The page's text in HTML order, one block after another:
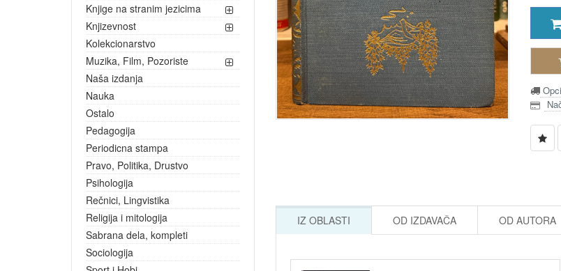
Knjige na stranim jezicima
Knjizevnost
Kolekcionarstvo
Muzika, Film, Pozoriste
Naša izdanja
Nauka
Ostalo
Pedagogija
Periodicna stampa
Pravo, Politika, Drustvo
Psihologija
Rečnici, Lingvistika
Religija i mitologija
Sabrana dela, kompleti
Sociologija
IZ OBLASTI OD IZDAVAČA OD AUTORA